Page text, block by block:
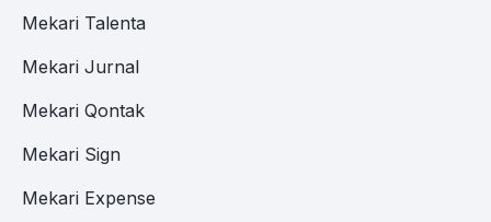
Mekari Talenta
Mekari Jurnal
Mekari Qontak
Mekari Sign
Mekari Expense